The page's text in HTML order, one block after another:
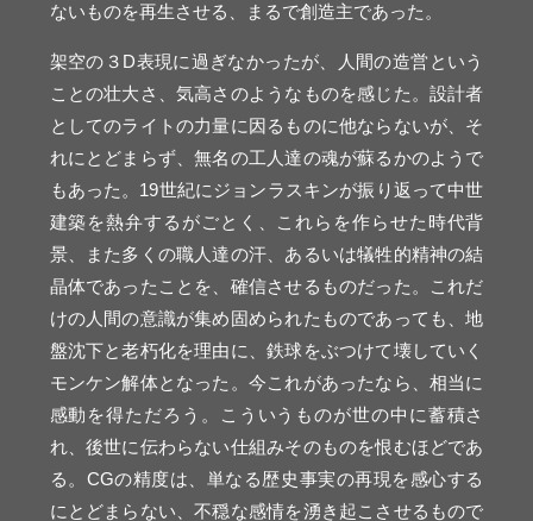
ないものを再生させる、まるで創造主であった。
架空の３D表現に過ぎなかったが、人間の造営という
ことの壮大さ、気高さのようなものを感じた。設計者
としてのライトの力量に因るものに他ならないが、そ
れにとどまらず、無名の工人達の魂が蘇るかのようで
もあった。19世紀にジョンラスキンが振り返って中世
建築を熱弁するがごとく、これらを作らせた時代背
景、また多くの職人達の汗、あるいは犠牲的精神の結
晶体であったことを、確信させるものだった。これだ
けの人間の意識が集め固められたものであっても、地
盤沈下と老朽化を理由に、鉄球をぶつけて壊していく
モンケン解体となった。今これがあったなら、相当に
感動を得ただろう。こういうものが世の中に蓄積さ
れ、後世に伝わらない仕組みそのものを恨むほどであ
る。CGの精度は、単なる歴史事実の再現を感心する
にとどまらない、不穏な感情を湧き起こさせるもので